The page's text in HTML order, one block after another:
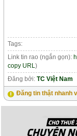
Tags:
Link tin rao (ngắn gọn):
copy URL)
Đăng bởi:TC Việt Nam
Đăng tin thật nhanh